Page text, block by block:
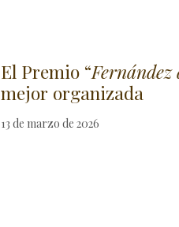
El Premio “Fernández
mejor organizada
13 de marzo de 2026